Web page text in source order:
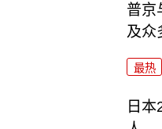
普京
及众
最热
日本